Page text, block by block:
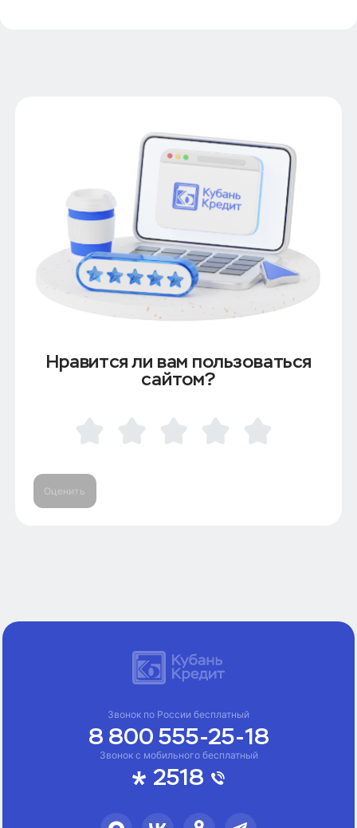
Нравится ли вам пользоваться
сайтом?
Оценить
Звонок с мобильного бесплатный
2518
Звонок по России бесплатный
8 800 555-25-18